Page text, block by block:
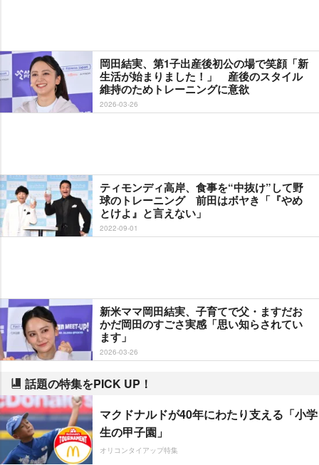
岡田結実、第1子出産後初公の場で笑顔「新
生活が始まりました！」 産後のスタイル
維持のためトレーニングに意欲
2026-03-26
ティモンディ高岸、食事を“中抜け”して野
球のトレーニング 前田はボヤき「『やめ
とけよ』と言えない」
2022-09-01
新米ママ岡田結実、子育てで父・ますだお
かだ岡田のすごさ実感「思い知らされてい
ます」
2026-03-26
話題の特集をPICK UP！
マクドナルドが40年にわたり支える「小学
生の甲子園」
オリコンタイアップ特集